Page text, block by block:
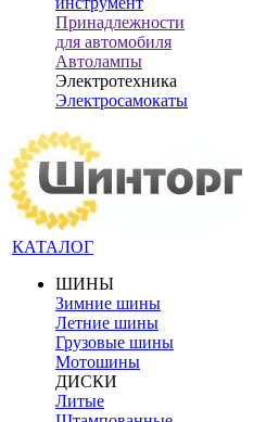
Принадлежности
для автомобиля
Автолампы
Электротехника
Электросамокаты
КАТАЛОГ
ШИНЫ
Зимние шины
Летние шины
Грузовые шины
Мотошины
ДИСКИ
Литые